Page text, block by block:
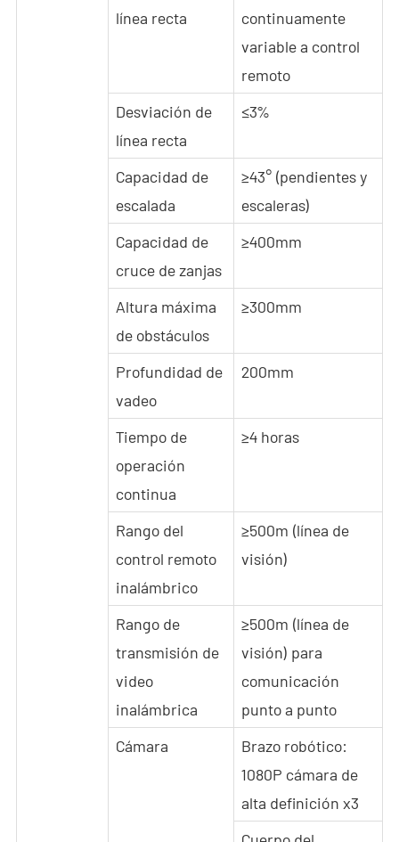
- Solución de Intercepción de Wi-Fi
- C-UAS Portátil Todo en Uno
línea recta
continuamente
variable a control
remoto
Desviación de
línea recta
≤3%
Capacidad de
escalada
≥43° (pendientes y
escaleras)
Capacidad de
cruce de zanjas
≥400mm
Altura máxima
de obstáculos
≥300mm
Profundidad de
vadeo
200mm
Tiempo de
operación
continua
≥4 horas
Rango del
control remoto
inalámbrico
≥500m (línea de
visión)
Rango de
transmisión de
video
inalámbrica
≥500m (línea de
visión) para
comunicación
punto a punto
Cámara
Brazo robótico:
1080P cámara de
alta definición x3